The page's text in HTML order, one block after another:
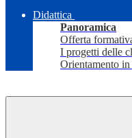
Didattica
Panoramica
Offerta
I progetti delle
Orientamento